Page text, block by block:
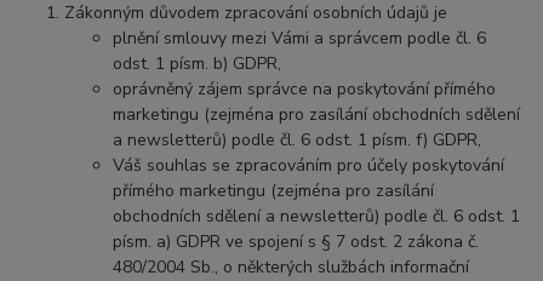
Zákonným důvodem zpracování osobních údajů je
plnění smlouvy mezi Vámi a správcem podle čl. 6
odst. 1 písm. b) GDPR,
oprávněný zájem správce na poskytování přímého
marketingu (zejména pro zasílání obchodních sdělení
a newsletterů) podle čl. 6 odst. 1 písm. f) GDPR,
Váš souhlas se zpracováním pro účely poskytování
přímého marketingu (zejména pro zasílání
obchodních sdělení a newsletterů) podle čl. 6 odst. 1
písm. a) GDPR ve spojení s § 7 odst. 2 zákona č.
480/2004 Sb., o některých službách informační